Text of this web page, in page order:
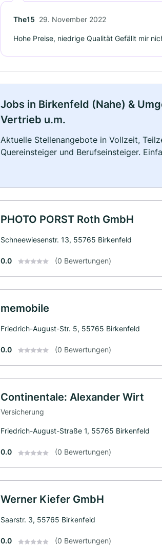
The15 29. November 2022
Hohe Preise, niedrige Qualität Gefällt mir
Jobs in Birkenfeld (Nahe) &
Vertrieb u.m.
Aktuelle Stellenangebote in Vollzeit,
Quereinsteiger und Berufseinsteiger.
PHOTO PORST Roth GmbH
Schneewiesenstr. 13, 55765 Birkenfeld
0.0 (0 Bewertungen)
memobile
Friedrich-August-Str. 5, 55765 Birkenfeld
0.0 (0 Bewertungen)
Continentale: Alexander Wirt
Versicherung
Friedrich-August-Straße 1, 55765 Birkenfeld
0.0 (0 Bewertungen)
Werner Kiefer GmbH
Saarstr. 3, 55765 Birkenfeld
0.0 (0 Bewertungen)